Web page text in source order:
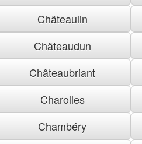
Châteaulin
Châteaudun
Châteaubriant
Charolles
Chambéry